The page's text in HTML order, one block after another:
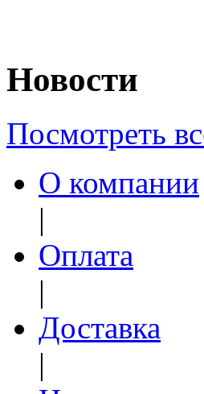
Новости
Посмотреть
О компании
|
Оплата
|
Доставка
|